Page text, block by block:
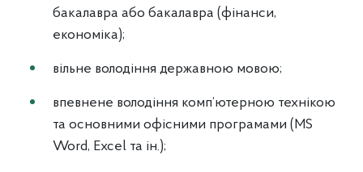
бакалавра або бакалавра (фінанси,
економіка);
вільне володіння державною мовою;
впевнене володіння комп’ютерною технікою
та основними офісними програмами (MS
Word, Excel та ін.);